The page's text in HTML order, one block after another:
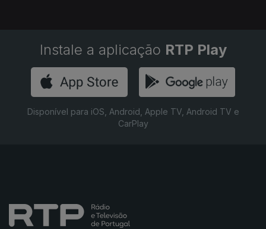
Instale a aplicação RTP Play
Disponível para iOS, Android, Apple TV, Android TV e
CarPlay